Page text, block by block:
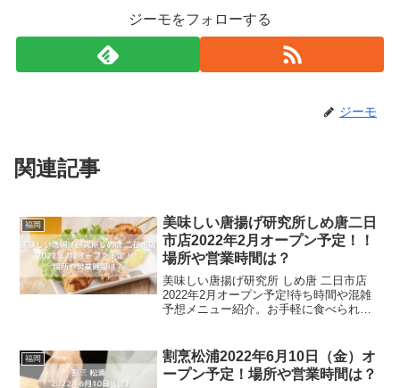
ジーモをフォローする
ジーモ
関連記事
福岡
美味しい唐揚げ研究所しめ唐二日
市店2022年2月オープン予定！！
場所や営業時間は？
美味しい唐揚げ研究所 しめ唐 二日市店
2022年2月オープン予定!待ち時間や混雑
予想メニュー紹介。お手軽に食べられて
オープンします。イオン二日市店と大勢
の人が行き交う...
福岡
割烹松浦2022年6月10日（金）オ
ープン予定！場所や営業時間は？